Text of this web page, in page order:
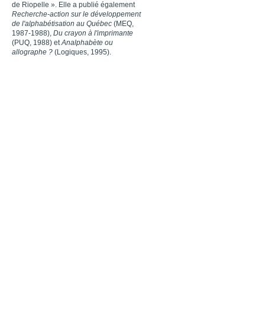
de Riopelle ». Elle a publié également
Recherche-action sur le développement
de l'alphabétisation au Québec (MEQ,
1987-1988), Du crayon à l'imprimante
(PUQ, 1988) etAnalphabète ou
allographe ? (Logiques, 1995).